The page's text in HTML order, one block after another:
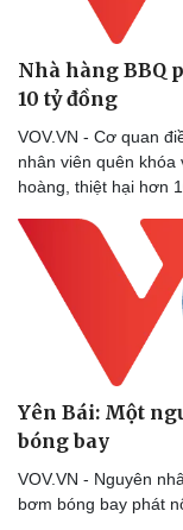
Ăn sạch sống khỏe
Nhà hàng BBQ
10 tỷ đồng
VOV.VN - Cơ quan
nhân viên quên khóa
hoàng, thiệt hại hơn
Yên Bái: Một
bóng bay
VOV.VN - Nguyên
bơm bóng bay phát